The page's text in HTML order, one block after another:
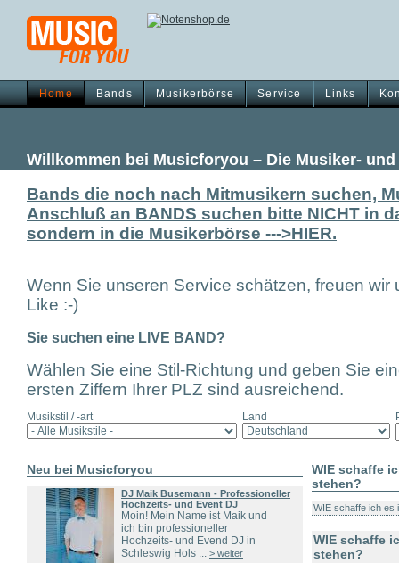
Home Bands Musikerbörse Service Links
Willkommen bei Musicforyou – Die Musiker-
Bands die noch nach Mitmusikern suchen,
Anschluß an BANDS suchen bitte NICHT in
sondern in die Musikerbörse --->HIER.
Wenn Sie unseren Service schätzen, freuen
Like :-)
Sie suchen eine LIVE BAND?
Wählen Sie eine Stil-Richtung und geben Sie
ersten Ziffern Ihrer PLZ sind ausreichend.
Musikstil / -art Land
Neu bei Musicforyou
DJ Maik Busemann - Professioneller
Hochzeits- und Event DJ
Moin! Mein Name ist Maik und
ich bin professioneller
Hochzeits- und Evend DJ in
Schleswig Hols ... > weiter
WIE schaffe
stehen?
WIE schaffe ich es
WIE schaffe
stehen?